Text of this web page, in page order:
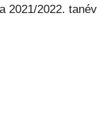
2021/2022.